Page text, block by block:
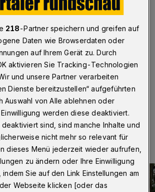
Nachbarschaftsheim Wuppertal lädt
AG Mobiler Ostersbaum und dem
Ostersbaum für den 22. Juni
von 14 bis 16 Uhr zu einem kleinen
dem Platz der Republik ein. Um 15
Thomas Kring die
Uhr Eine Minute Lesezeit
218-Partner speichern und greifen auf
Daten wie Browserdaten oder
auf Ihrem Gerät zu. Durch
aktivieren Sie Tracking-Technologien
und unsere Partner verarbeiten
Dienste bereitzustellen“ aufgeführten
Auswahl von Alle ablehnen oder
werden diese deaktiviert.
sind, sind manche Inhalte und
nicht mehr so relevant für
dieses Menü jederzeit wieder aufrufen,
zu ändern oder Ihre Einwilligung
Sie auf den Link Einstellungen am
Webseite klicken [oder das